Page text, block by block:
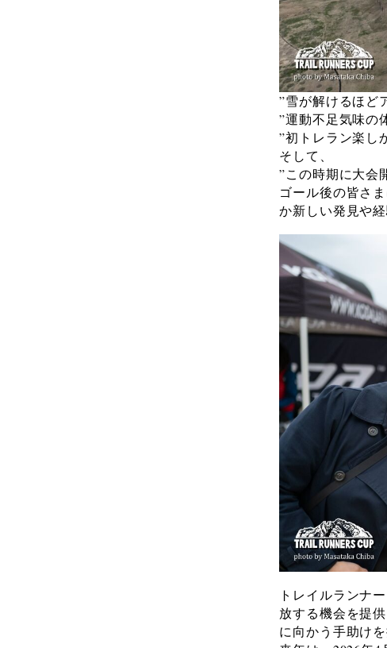
”雪が解けるほど
”運動不足気味の
”初トレラン楽し
そして、
”この時期に大会
ゴール後の皆さ
か新しい発見や
トレイルランナ
放する機会を提
に向かう手助け